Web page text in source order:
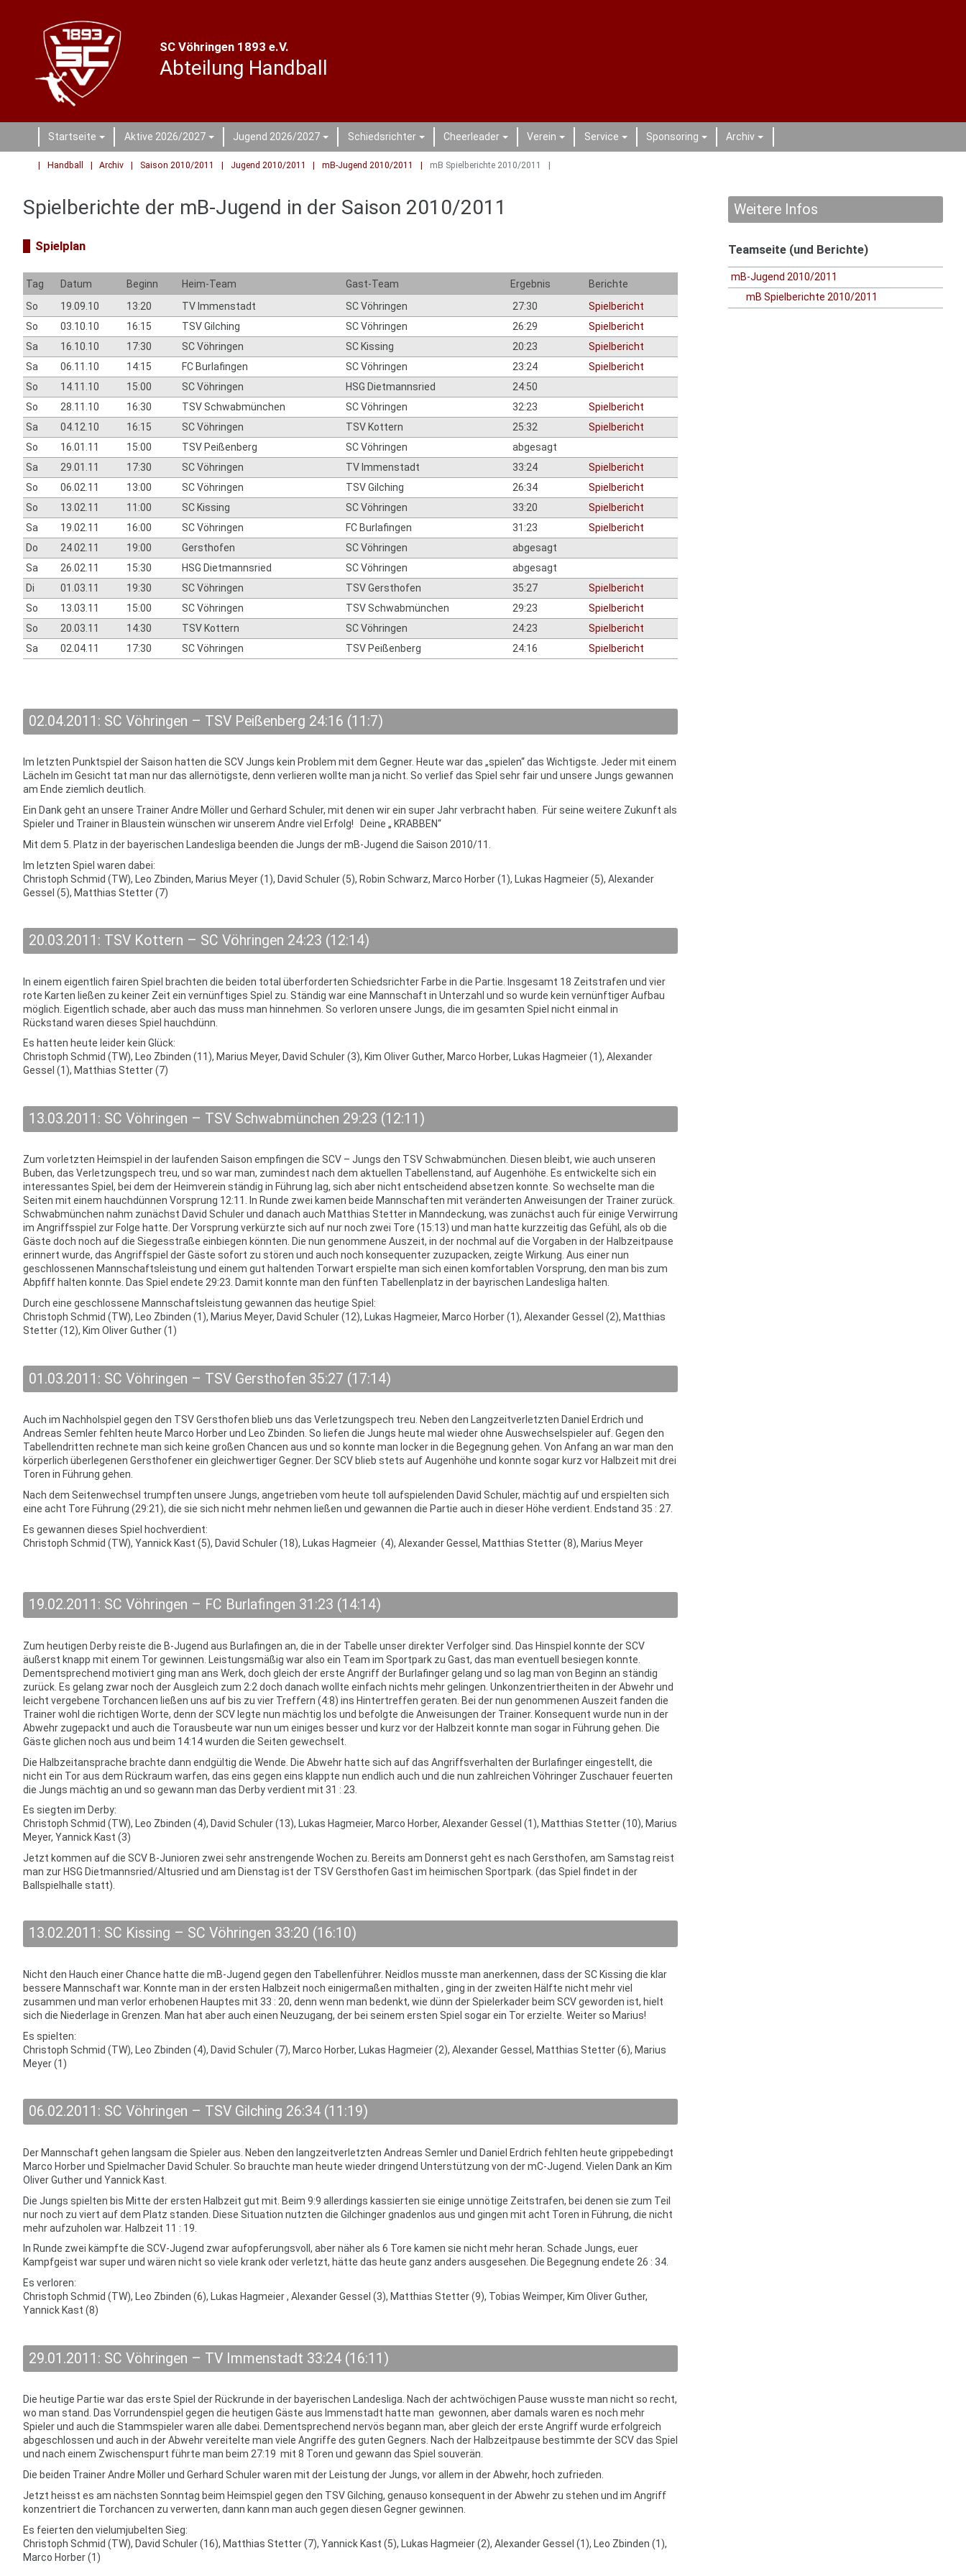
SC Vöhringen 1893 e.V.
Abteilung Handball
+
Startseite
+
Aktive 2026/2027
+
Jugend 2026/2027
+
Schiedsrichter
+
Cheerleader
+
Verein
+
Service
+
Sponsoring
+
Archiv
Handball Archiv Saison 2010/2011 Jugend 2010/2011 mB-Jugend 2010/2011 mB Spielberichte 2010/2011
Spielberichte der mB-Jugend in der Saison 2010/2011
Spielplan
Tag Datum Beginn Heim-Team Gast-Team Ergebnis
Berichte
So
19.09.10 13:20 TV Immenstadt SC Vöhringen 27:30
Spielbericht
So
03.10.10 16:15 TSV Gilching SC Vöhringen 26:29
Spielbericht
Sa
16.10.10 17:30 SC Vöhringen SC Kissing 20:23
Spielbericht
Sa
06.11.10 14:15 FC Burlafingen SC Vöhringen 23:24
Spielbericht
So
14.11.10 15:00 SC Vöhringen HSG Dietmannsried
24:50
So
28.11.10 16:30 TSV Schwabmünchen SC Vöhringen 32:23
Spielbericht
Sa
04.12.10 16:15 SC Vöhringen TSV Kottern 25:32
Spielbericht
So
16.01.11 15:00 TSV Peißenberg SC Vöhringen
abgesagt
Sa
29.01.11 17:30 SC Vöhringen TV Immenstadt 33:24
Spielbericht
So
06.02.11 13:00 SC Vöhringen TSV Gilching 26:34
Spielbericht
So
13.02.11 11:00 SC Kissing SC Vöhringen 33:20
Spielbericht
Sa
19.02.11 16:00 SC Vöhringen FC Burlafingen 31:23
Spielbericht
Do
24.02.11 19:00 Gersthofen SC Vöhringen
abgesagt
Sa
26.02.11 15:30 HSG Dietmannsried SC Vöhringen
abgesagt
Di
01.03.11 19:30 SC Vöhringen TSV Gersthofen 35:27
Spielbericht
So
13.03.11 15:00 SC Vöhringen TSV Schwabmünchen 29:23
Spielbericht
So
20.03.11 14:30 TSV Kottern SC Vöhringen 24:23
Spielbericht
Sa
02.04.11 17:30 SC Vöhringen TSV Peißenberg 24:16 Spielbericht
02.04.2011: SC Vöhringen – TSV Peißenberg 24:16 (11:7)
Im letzten Punktspiel der Saison hatten die SCV Jungs kein Problem mit dem Gegner. Heute war das „spielen“ das Wichtigste. Jeder mit einem
Lächeln im Gesicht tat man nur das allernötigste, denn verlieren wollte man ja nicht. So verlief das Spiel sehr fair und unsere Jungs gewannen
am Ende ziemlich deutlich.
Ein Dank geht an unsere Trainer Andre Möller und Gerhard Schuler, mit denen wir ein super Jahr verbracht haben. Für seine weitere Zukunft als
Spieler und Trainer in Blaustein wünschen wir unserem Andre viel Erfolg! Deine „ KRABBEN“
Mit dem 5. Platz in der bayerischen Landesliga beenden die Jungs der mB-Jugend die Saison 2010/11.
Im letzten Spiel waren dabei:
Christoph Schmid (TW), Leo Zbinden, Marius Meyer (1), David Schuler (5), Robin Schwarz, Marco Horber (1), Lukas Hagmeier (5), Alexander
Gessel (5), Matthias Stetter (7)
20.03.2011: TSV Kottern – SC Vöhringen 24:23 (12:14)
In einem eigentlich fairen Spiel brachten die beiden total überforderten Schiedsrichter Farbe in die Partie. Insgesamt 18 Zeitstrafen und vier
rote Karten ließen zu keiner Zeit ein vernünftiges Spiel zu. Ständig war eine Mannschaft in Unterzahl und so wurde kein vernünftiger Aufbau
möglich. Eigentlich schade, aber auch das muss man hinnehmen. So verloren unsere Jungs, die im gesamten Spiel nicht einmal in
Rückstand waren dieses Spiel hauchdünn.
Es hatten heute leider kein Glück:
Christoph Schmid (TW), Leo Zbinden (11), Marius Meyer, David Schuler (3), Kim Oliver Guther, Marco Horber, Lukas Hagmeier (1), Alexander
Gessel (1), Matthias Stetter (7)
13.03.2011: SC Vöhringen – TSV Schwabmünchen 29:23 (12:11)
Zum vorletzten Heimspiel in der laufenden Saison empfingen die SCV – Jungs den TSV Schwabmünchen. Diesen bleibt, wie auch unseren
Buben, das Verletzungspech treu, und so war man, zumindest nach dem aktuellen Tabellenstand, auf Augenhöhe. Es entwickelte sich ein
interessantes Spiel, bei dem der Heimverein ständig in Führung lag, sich aber nicht entscheidend absetzen konnte. So wechselte man die
Seiten mit einem hauchdünnen Vorsprung 12:11. In Runde zwei kamen beide Mannschaften mit veränderten Anweisungen der Trainer zurück.
Schwabmünchen nahm zunächst David Schuler und danach auch Matthias Stetter in Manndeckung, was zunächst auch für einige Verwirrung
im Angriffsspiel zur Folge hatte. Der Vorsprung verkürzte sich auf nur noch zwei Tore (15:13) und man hatte kurzzeitig das Gefühl, als ob die
Gäste doch noch auf die Siegesstraße einbiegen könnten. Die nun genommene Auszeit, in der nochmal auf die Vorgaben in der Halbzeitpause
erinnert wurde, das Angriffspiel der Gäste sofort zu stören und auch noch konsequenter zuzupacken, zeigte Wirkung. Aus einer nun
geschlossenen Mannschaftsleistung und einem gut haltenden Torwart erspielte man sich einen komfortablen Vorsprung, den man bis zum
Abpfiff halten konnte. Das Spiel endete 29:23. Damit konnte man den fünften Tabellenplatz in der bayrischen Landesliga halten.
Durch eine geschlossene Mannschaftsleistung gewannen das heutige Spiel:
Christoph Schmid (TW), Leo Zbinden (1), Marius Meyer, David Schuler (12), Lukas Hagmeier, Marco Horber (1), Alexander Gessel (2), Matthias
Stetter (12), Kim Oliver Guther (1)
01.03.2011: SC Vöhringen – TSV Gersthofen 35:27 (17:14)
Auch im Nachholspiel gegen den TSV Gersthofen blieb uns das Verletzungspech treu. Neben den Langzeitverletzten Daniel Erdrich und
Andreas Semler fehlten heute Marco Horber und Leo Zbinden. So liefen die Jungs heute mal wieder ohne Auswechselspieler auf. Gegen den
Tabellendritten rechnete man sich keine großen Chancen aus und so konnte man locker in die Begegnung gehen. Von Anfang an war man den
körperlich überlegenen Gersthofener ein gleichwertiger Gegner. Der SCV blieb stets auf Augenhöhe und konnte sogar kurz vor Halbzeit mit drei
Toren in Führung gehen.
Nach dem Seitenwechsel trumpften unsere Jungs, angetrieben vom heute toll aufspielenden David Schuler, mächtig auf und erspielten sich
eine acht Tore Führung (29:21), die sie sich nicht mehr nehmen ließen und gewannen die Partie auch in dieser Höhe verdient. Endstand 35 : 27.
Es gewannen dieses Spiel hochverdient:
Christoph Schmid (TW), Yannick Kast (5), David Schuler (18), Lukas Hagmeier (4), Alexander Gessel, Matthias Stetter (8), Marius Meyer
19.02.2011: SC Vöhringen – FC Burlafingen 31:23 (14:14)
Zum heutigen Derby reiste die B-Jugend aus Burlafingen an, die in der Tabelle unser direkter Verfolger sind. Das Hinspiel konnte der SCV
äußerst knapp mit einem Tor gewinnen. Leistungsmäßig war also ein Team im Sportpark zu Gast, das man eventuell besiegen konnte.
Dementsprechend motiviert ging man ans Werk, doch gleich der erste Angriff der Burlafinger gelang und so lag man von Beginn an ständig
zurück. Es gelang zwar noch der Ausgleich zum 2:2 doch danach wollte einfach nichts mehr gelingen. Unkonzentriertheiten in der Abwehr und
leicht vergebene Torchancen ließen uns auf bis zu vier Treffern (4:8) ins Hintertreffen geraten. Bei der nun genommenen Auszeit fanden die
Trainer wohl die richtigen Worte, denn der SCV legte nun mächtig los und befolgte die Anweisungen der Trainer. Konsequent wurde nun in der
Abwehr zugepackt und auch die Torausbeute war nun um einiges besser und kurz vor der Halbzeit konnte man sogar in Führung gehen. Die
Gäste glichen noch aus und beim 14:14 wurden die Seiten gewechselt.
Die Halbzeitansprache brachte dann endgültig die Wende. Die Abwehr hatte sich auf das Angriffsverhalten der Burlafinger eingestellt, die
nicht ein Tor aus dem Rückraum warfen, das eins gegen eins klappte nun endlich auch und die nun zahlreichen Vöhringer Zuschauer feuerten
die Jungs mächtig an und so gewann man das Derby verdient mit 31 : 23.
Es siegten im Derby:
Christoph Schmid (TW), Leo Zbinden (4), David Schuler (13), Lukas Hagmeier, Marco Horber, Alexander Gessel (1), Matthias Stetter (10), Marius
Meyer, Yannick Kast (3)
Jetzt kommen auf die SCV B-Junioren zwei sehr anstrengende Wochen zu. Bereits am Donnerst geht es nach Gersthofen, am Samstag reist
man zur HSG Dietmannsried/Altusried und am Dienstag ist der TSV Gersthofen Gast im heimischen Sportpark. (das Spiel findet in der
Ballspielhalle statt).
13.02.2011: SC Kissing – SC Vöhringen 33:20 (16:10)
Nicht den Hauch einer Chance hatte die mB-Jugend gegen den Tabellenführer. Neidlos musste man anerkennen, dass der SC Kissing die klar
bessere Mannschaft war. Konnte man in der ersten Halbzeit noch einigermaßen mithalten , ging in der zweiten Hälfte nicht mehr viel
zusammen und man verlor erhobenen Hauptes mit 33 : 20, denn wenn man bedenkt, wie dünn der Spielerkader beim SCV geworden ist, hielt
sich die Niederlage in Grenzen. Man hat aber auch einen Neuzugang, der bei seinem ersten Spiel sogar ein Tor erzielte. Weiter so Marius!
Es spielten:
Christoph Schmid (TW), Leo Zbinden (4), David Schuler (7), Marco Horber, Lukas Hagmeier (2), Alexander Gessel, Matthias Stetter (6), Marius
Meyer (1)
06.02.2011: SC Vöhringen – TSV Gilching 26:34 (11:19)
Der Mannschaft gehen langsam die Spieler aus. Neben den langzeitverletzten Andreas Semler und Daniel Erdrich fehlten heute grippebedingt
Marco Horber und Spielmacher David Schuler. So brauchte man heute wieder dringend Unterstützung von der mC-Jugend. Vielen Dank an Kim
Oliver Guther und Yannick Kast.
Die Jungs spielten bis Mitte der ersten Halbzeit gut mit. Beim 9:9 allerdings kassierten sie einige unnötige Zeitstrafen, bei denen sie zum Teil
nur noch zu viert auf dem Platz standen. Diese Situation nutzten die Gilchinger gnadenlos aus und gingen mit acht Toren in Führung, die nicht
mehr aufzuholen war. Halbzeit 11 : 19.
In Runde zwei kämpfte die SCV-Jugend zwar aufopferungsvoll, aber näher als 6 Tore kamen sie nicht mehr heran. Schade Jungs, euer
Kampfgeist war super und wären nicht so viele krank oder verletzt, hätte das heute ganz anders ausgesehen. Die Begegnung endete 26 : 34.
Es verloren:
Christoph Schmid (TW), Leo Zbinden (6), Lukas Hagmeier , Alexander Gessel (3), Matthias Stetter (9), Tobias Weimper, Kim Oliver Guther,
Yannick Kast (8)
29.01.2011: SC Vöhringen – TV Immenstadt 33:24 (16:11)
Die heutige Partie war das erste Spiel der Rückrunde in der bayerischen Landesliga. Nach der achtwöchigen Pause wusste man nicht so recht,
wo man stand. Das Vorrundenspiel gegen die heutigen Gäste aus Immenstadt hatte man gewonnen, aber damals waren es noch mehr
Spieler und auch die Stammspieler waren alle dabei. Dementsprechend nervös begann man, aber gleich der erste Angriff wurde erfolgreich
abgeschlossen und auch in der Abwehr vereitelte man viele Angriffe des guten Gegners. Nach der Halbzeitpause bestimmte der SCV das Spiel
und nach einem Zwischenspurt führte man beim 27:19 mit 8 Toren und gewann das Spiel souverän.
Die beiden Trainer Andre Möller und Gerhard Schuler waren mit der Leistung der Jungs, vor allem in der Abwehr, hoch zufrieden.
Jetzt heisst es am nächsten Sonntag beim Heimspiel gegen den TSV Gilching, genauso konsequent in der Abwehr zu stehen und im Angriff
konzentriert die Torchancen zu verwerten, dann kann man auch gegen diesen Gegner gewinnen.
Es feierten den vielumjubelten Sieg:
Christoph Schmid (TW), David Schuler (16), Matthias Stetter (7), Yannick Kast (5), Lukas Hagmeier (2), Alexander Gessel (1), Leo Zbinden (1),
Marco Horber (1)
Weitere Infos
Teamseite (und Berichte)
mB-Jugend 2010/2011
mB Spielberichte 2010/2011